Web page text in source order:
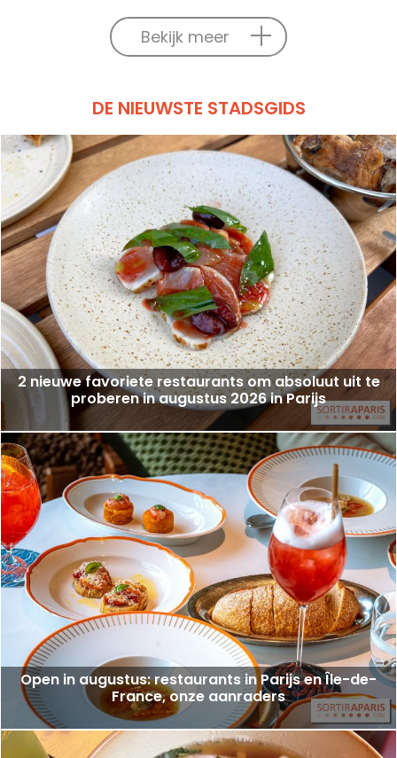
Bekijk meer
DE NIEUWSTE STADSGIDS
2 nieuwe favoriete restaurants om absoluut uit te
proberen in augustus 2026 in Parijs
Open in augustus: restaurants in Parijs en Île-de-
France, onze aanraders